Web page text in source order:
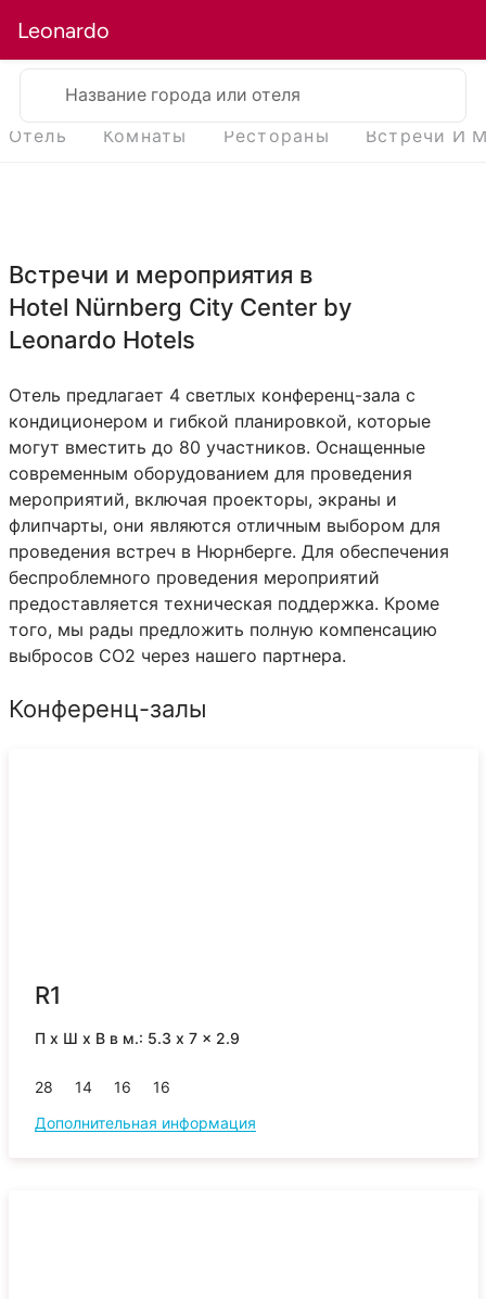
Leonardo
Название города или отеля
Отель Комнаты Рестораны Встречи И
Встречи и мероприятия в
Hotel Nürnberg City Center by
Leonardo Hotels
Отель предлагает 4 светлых конференц-зала с
кондиционером и гибкой планировкой, которые
могут вместить до 80 участников. Оснащенные
современным оборудованием для проведения
мероприятий, включая проекторы, экраны и
флипчарты, они являются отличным выбором для
проведения встреч в Нюрнберге. Для обеспечения
беспроблемного проведения мероприятий
предоставляется техническая поддержка. Кроме
того, мы рады предложить полную компенсацию
выбросов CO2 через нашего партнера.
Конференц-залы
R1
П x Ш x В в м.: 5.3 x 7 x 2.9
28 14 16
16
Дополнительная информация